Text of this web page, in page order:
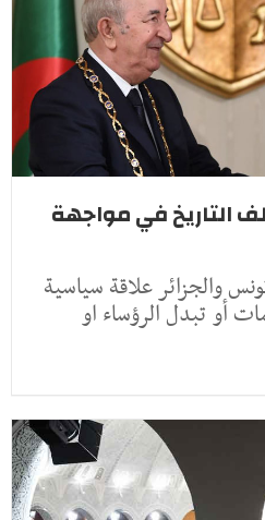
التاريخ في مواجهة
والجزائر علاقة سياسية
أو تبدل الرؤساء او